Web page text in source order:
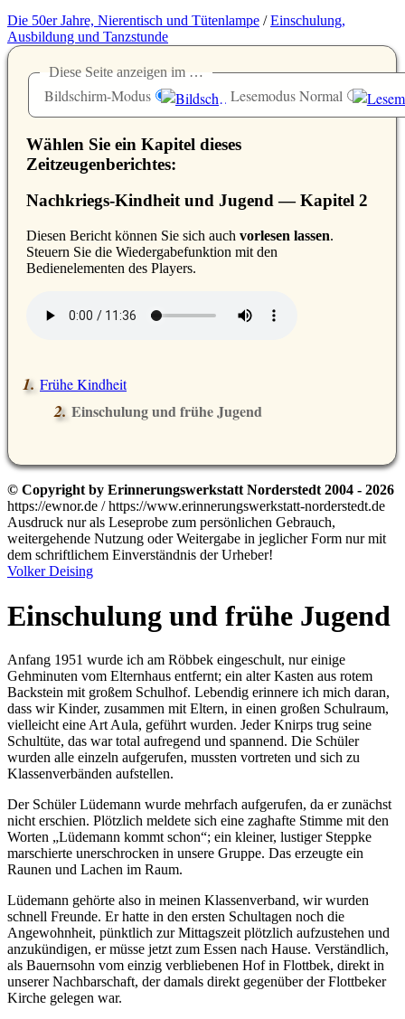
Die 50er Jahre, Nierentisch und Tütenlampe /Einschulung,
Ausbildung und Tanzstunde
Diese Seite anzeigen im …
Bildschirm-Modus Lesemodus Normal
Wählen Sie ein Kapitel dieses
Zeitzeugenberichtes:
Nachkriegs-Kindheit und Jugend — Kapitel 2
Diesen Bericht können Sie sich auch vorlesen lassen.
Steuern Sie die Wiedergabefunktion mit den
Bedienelementen des Players.
Frühe Kindheit
Einschulung und frühe Jugend
© Copyright by Erinnerungswerkstatt Norderstedt 2004 - 2026
https://ewnor.de / https://www.erinnerungswerkstatt-norderstedt.de
Ausdruck nur als Leseprobe zum persönlichen Gebrauch,
weitergehende Nutzung oder Weitergabe in jeglicher Form nur mit
dem schriftlichem Einverständnis der Urheber!
Volker Deising
Einschulung und frühe Jugend
Anfang 1951 wurde ich am Röbbek eingeschult, nur einige
Gehminuten vom Elternhaus entfernt; ein alter Kasten aus rotem
Backstein mit großem Schulhof. Lebendig erinnere ich mich daran,
dass wir Kinder, zusammen mit Eltern, in einen großen Schulraum,
vielleicht eine Art Aula, geführt wurden. Jeder Knirps trug seine
Schultüte, das war total aufregend und spannend. Die Schüler
wurden alle einzeln aufgerufen, mussten vortreten und sich zu
Klassenverbänden aufstellen.
Der Schüler Lüdemann wurde mehrfach aufgerufen, da er zunächst
nicht erschien. Plötzlich meldete sich eine zaghafte Stimme mit den
Worten
Lüdemann kommt schon ; ein kleiner, lustiger Steppke
marschierte unerschrocken in unsere Gruppe. Das erzeugte ein
Raunen und Lachen im Raum.
Lüdemann gehörte also in meinen Klassenverband, wir wurden
schnell Freunde. Er hatte in den ersten Schultagen noch die
Angewohnheit, pünktlich zur Mittagszeit plötzlich aufzustehen und
anzukündigen, er müsse jetzt zum Essen nach Hause. Verständlich,
als Bauernsohn vom einzig verbliebenen Hof in Flottbek, direkt in
unserer Nachbarschaft, der damals direkt gegenüber der Flottbeker
Kirche gelegen war.